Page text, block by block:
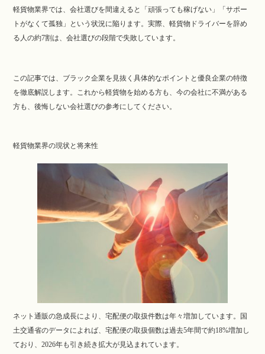
軽貨物業界では、会社選びを間違えると「頑張っても稼げない」「サポー
トがなくて孤独」という状況に陥ります。実際、軽貨物ドライバーを辞め
る人の約7割は、会社選びの段階で失敗しています。
この記事では、ブラック企業を見抜く具体的なポイントと優良企業の特徴
を徹底解説します。これから軽貨物を始める方も、今の会社に不満がある
方も、後悔しない会社選びの参考にしてください。
軽貨物業界の現状と将来性
ネット通販の急成長により、宅配便の取扱件数は年々増加しています。国
土交通省のデータによれば、宅配便の取扱個数は過去5年間で約18%増加し
ており、2026年も引き続き拡大が見込まれています。